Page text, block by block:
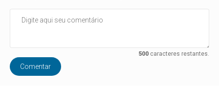
500caracteres restantes.
Comentar